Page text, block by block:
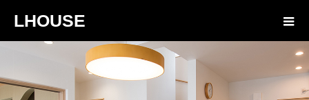
LHOUSE